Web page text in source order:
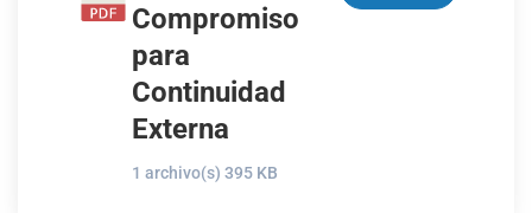
Compromiso
para
Continuidad
Externa
1 archivo(s) 395 KB